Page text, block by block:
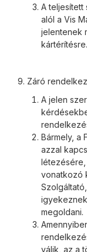
A teljesített
alól a Vis
jelentenek
kártérítésre.
9. Záró
A jelen
Bármely, a
azzal
vonatkozó
megoldani.
válik, az a